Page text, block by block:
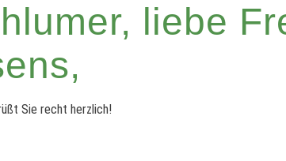
liebe
Sie recht herzlich!